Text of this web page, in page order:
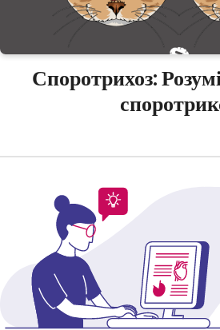
Споротрихоз: